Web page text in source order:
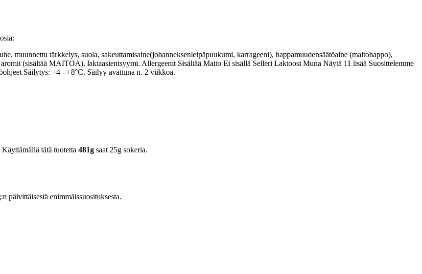
tärkkelys, suola, sakeuttamisaine(johanneksenleipäpuukumi, karrageeni), happamuudensäätöaine (maitohappo),
(sisältää MAITOA), laktaasientsyymi. Allergeenit Sisältää Maito Ei sisällä Selleri Laktoosi Muna Näytä 11 lisää Suosittelemme
Säilytys: +4 - +8°C. Säilyy avattuna n. 2 viikkoa.
tätä tuotetta 481g saat 25g sokeria.
päivittäisestä enimmäissuosituksesta.